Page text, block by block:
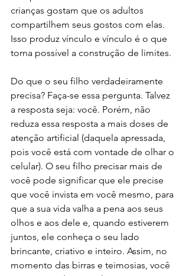
crianças gostam que os adultos
compartilhem seus gostos com elas.
Isso produz vínculo e vínculo é o que
torna possível a construção de limites.
Do que o seu filho verdadeiramente
precisa? Faça-se essa pergunta. Talvez
a resposta seja: você. Porém, não
reduza essa resposta a mais doses de
atenção artificial (daquela apressada,
pois você está com vontade de olhar o
celular). O seu filho precisar mais de
você pode significar que ele precise
que você invista em você mesmo, para
que a sua vida valha a pena aos seus
olhos e aos dele e, quando estiverem
juntos, ele conheça o seu lado
brincante, criativo e inteiro. Assim, no
momento das birras e teimosias, você